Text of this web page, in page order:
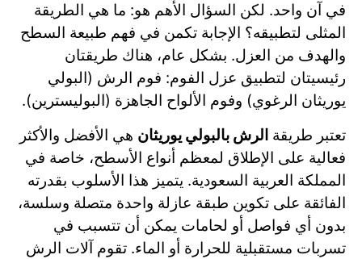
في آن واحد. لكن السؤال الأهم هو: ما هي الطريقة
المثلى لتطبيقه؟ الإجابة تكمن في فهم طبيعة السطح
والهدف من العزل. بشكل عام، هناك طريقتان
رئيسيتان لتطبيق عزل الفوم: فوم الرش (البولي
يوريثان الرغوي) وفوم الألواح الجاهزة (البوليسترين).
تعتبر طريقة الرش بالبولي يوريثان هي الأفضل والأكثر
فعالية على الإطلاق لمعظم أنواع الأسطح، خاصة في
المملكة العربية السعودية. يتميز هذا الأسلوب بقدرته
الفائقة على تكوين طبقة عازلة واحدة متصلة وسلسة،
بدون أي فواصل أو لحامات يمكن أن تتسبب في
تسربات مستقبلية للحرارة أو الماء. تقوم آلات الرش